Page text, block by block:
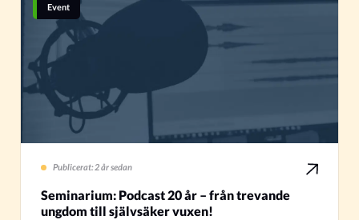
Event
Publicerat: 2 år sedan
Seminarium: Podcast 20 år – från trevande
ungdom till självsäker vuxen!